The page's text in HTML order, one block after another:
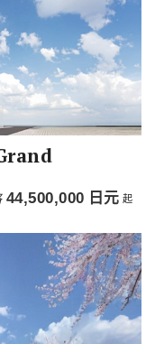
44,500,000 日元 起